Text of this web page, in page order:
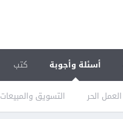
أسئلة وأجوبة
العمل الحر التسويق والمبيعات
كتب